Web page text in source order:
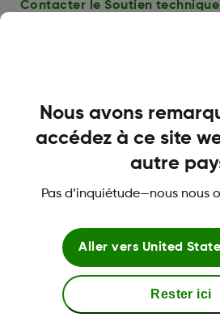
Contacter le Soutien technique
Éducation sur la SCG et
Nous avons
accédez à ce site
autre
Pas d’inquiétude—nous nous
Aller vers United
Rester ici